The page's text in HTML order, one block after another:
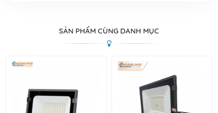
SẢN PHẨM CÙNG DANH MỤC